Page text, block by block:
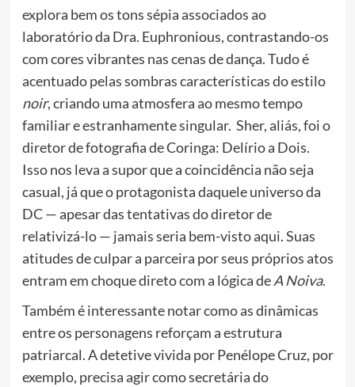
explora bem os tons sépia associados ao
laboratório da Dra. Euphronious, contrastando-os
com cores vibrantes nas cenas de dança. Tudo é
acentuado pelas sombras características do estilo
noir, criando uma atmosfera ao mesmo tempo
familiar e estranhamente singular. Sher, aliás, foi o
diretor de fotografia de Coringa: Delírio a Dois.
Isso nos leva a supor que a coincidência não seja
casual, já que o protagonista daquele universo da
DC — apesar das tentativas do diretor de
relativizá-lo — jamais seria bem-visto aqui. Suas
atitudes de culpar a parceira por seus próprios atos
entram em choque direto com a lógica deA Noiva.
Também é interessante notar como as dinâmicas
entre os personagens reforçam a estrutura
patriarcal. A detetive vivida por Penélope Cruz, por
exemplo, precisa agir como secretária do